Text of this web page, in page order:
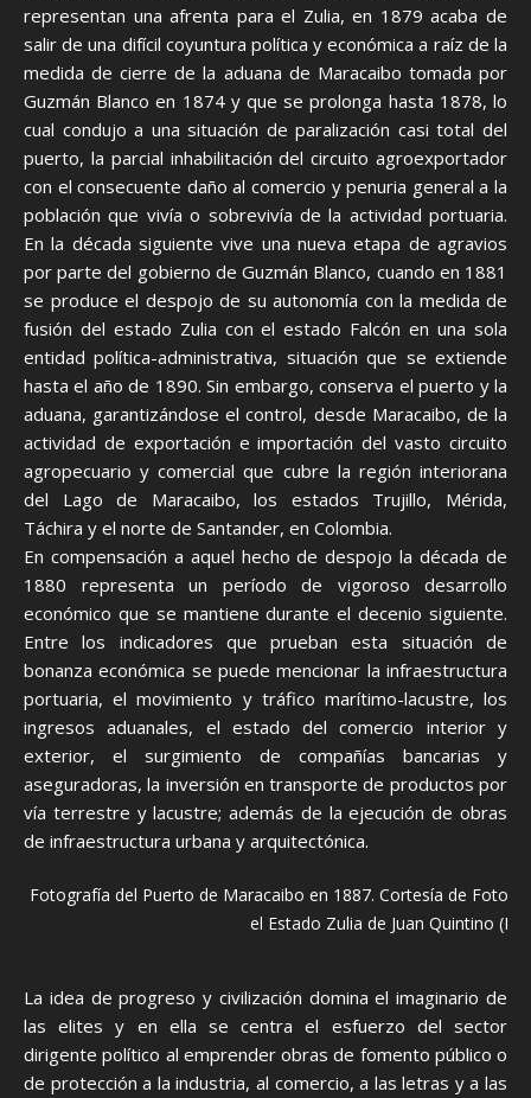
representan una afrenta para el Zulia, en 1879 acaba de
salir de una difícil coyuntura política y económica a raíz de la
medida de cierre de la aduana de Maracaibo tomada por
Guzmán Blanco en 1874 y que se prolonga hasta 1878, lo
cual condujo a una situación de paralización casi total del
puerto, la parcial inhabilitación del circuito agroexportador
con el consecuente daño al comercio y penuria general a la
población que vivía o sobrevivía de la actividad portuaria.
En la década siguiente vive una nueva etapa de agravios
por parte del gobierno de Guzmán Blanco, cuando en 1881
se produce el despojo de su autonomía con la medida de
fusión del estado Zulia con el estado Falcón en una sola
entidad política-administrativa, situación que se extiende
hasta el año de 1890. Sin embargo, conserva el puerto y la
aduana, garantizándose el control, desde Maracaibo, de la
actividad de exportación e importación del vasto circuito
agropecuario y comercial que cubre la región interiorana
del Lago de Maracaibo, los estados Trujillo, Mérida,
Táchira y el norte de Santander, en Colombia.
En compensación a aquel hecho de despojo la década de
1880 representa un período de vigoroso desarrollo
económico que se mantiene durante el decenio siguiente.
Entre los indicadores que prueban esta situación de
bonanza económica se puede mencionar la infraestructura
portuaria, el movimiento y tráfico marítimo-lacustre, los
ingresos aduanales, el estado del comercio interior y
exterior, el surgimiento de compañías bancarias y
aseguradoras, la inversión en transporte de productos por
vía terrestre y lacustre; además de la ejecución de obras
de infraestructura urbana y arquitectónica.
Fotografía del Puerto de Maracaibo en 1887. Cortesía de
el Estado Zulia de Juan Quintino
La idea de progreso y civilización domina el imaginario de
las elites y en ella se centra el esfuerzo del sector
dirigente político al emprender obras de fomento público o
de protección a la industria, al comercio, a las letras y a las